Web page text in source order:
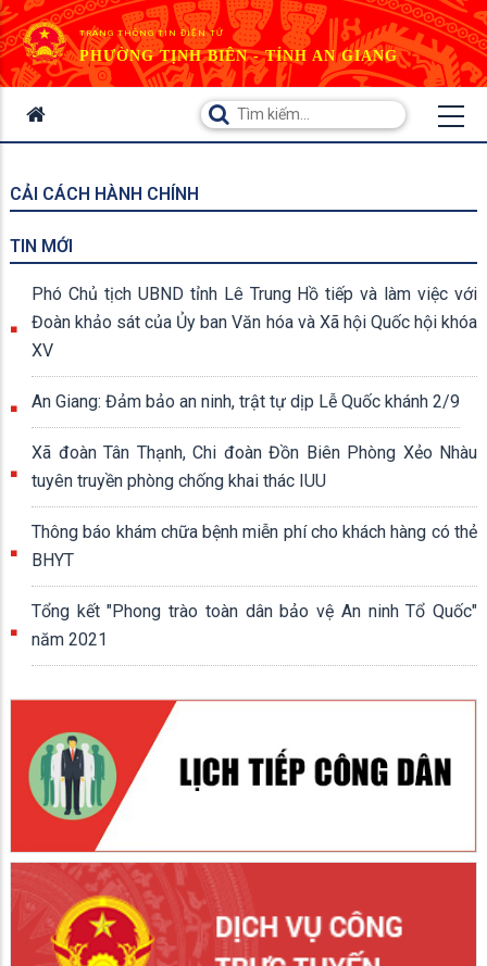
TRANG THÔNG TIN ĐIỆN TỬ
PHƯỜNG TỊNH BIÊN - TỈNH AN GIANG
CẢI CÁCH HÀNH CHÍNH
TIN MỚI
Phó Chủ tịch UBND tỉnh Lê Trung Hồ tiếp và làm việc với
Đoàn khảo sát của Ủy ban Văn hóa và Xã hội Quốc hội khóa
XV
An Giang: Đảm bảo an ninh, trật tự dịp Lễ Quốc khánh 2/9
Xã đoàn Tân Thạnh, Chi đoàn Đồn Biên Phòng Xẻo Nhàu
tuyên truyền phòng chống khai thác IUU
Thông báo khám chữa bệnh miễn phí cho khách hàng có thẻ
BHYT
Tổng kết "Phong trào toàn dân bảo vệ An ninh Tổ Quốc"
năm 2021